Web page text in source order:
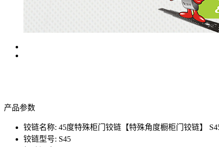
产品参数
铰链名称: 45度特殊柜门铰链【特殊角度橱柜门铰链】
铰链型号: S45